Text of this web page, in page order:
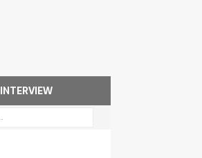
INTERVIEW